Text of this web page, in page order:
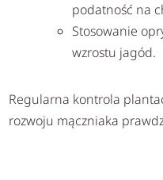
podatność na
Stosowanie
wzrostu jagód.
Regularna kontrola
rozwoju mączniaka